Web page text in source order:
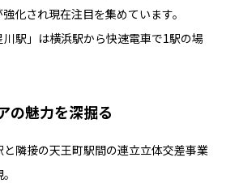
化され現在注目を集めています。
駅」は横浜駅から快速電車で1駅の場
の魅力を深掘る
隣接の天王町駅間の連立立体交差事業